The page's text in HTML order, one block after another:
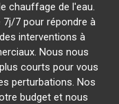
chauffage de l'eau.
7 pour répondre à
interventions à
Nous nous
courts pour vous
perturbations. Nos
budget et nous